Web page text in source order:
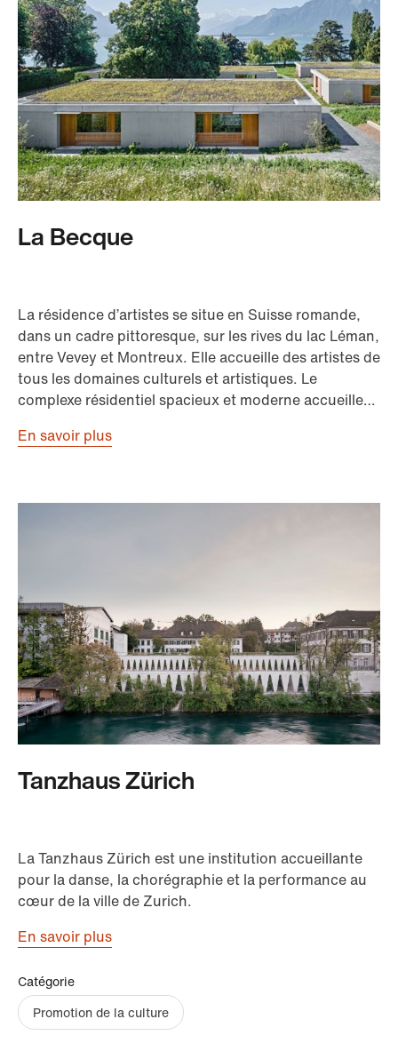
La Becque
La résidence d’artistes se situe en Suisse romande,
dans un cadre pittoresque, sur les rives du lac Léman,
entre Vevey et Montreux. Elle accueille des artistes de
tous les domaines culturels et artistiques. Le
complexe résidentiel spacieux et moderne accueille…
En savoir plus
Tanzhaus Zürich
La Tanzhaus Zürich est une institution accueillante
pour la danse, la chorégraphie et la performance au
cœur de la ville de Zurich.
En savoir plus
Catégorie
Promotion de la culture